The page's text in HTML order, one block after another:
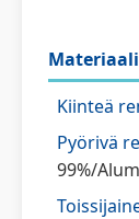
Kiinteä
Pyörivä
99%/